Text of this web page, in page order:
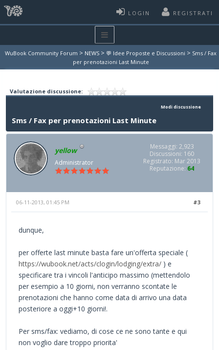
LOGIN REGISTRATI
WuBook Community Forum > NEWS > 💬 Idee Proposte e Discussioni > Sms / Fax
per prenotazioni Last Minute
Valutazione discussione:
Modi discussione
Sms / Fax per prenotazioni Last Minute
yellow
Administrator
Messaggi: 2,923
Discussioni: 160
Registrato: Mar 2013
Reputazione: 64
#3
06-11-2013, 01:45 PM
dunque,
per offerte last minute basta fare un'offerta speciale (
https://wubook.net/acts/clogin/lodging/extra/ ) e
specificare tra i vincoli l'anticipo massimo (mettendolo
per esempio a 10 giorni, non verranno scontate le
prenotazioni che hanno come data di arrivo una data
posteriore a oggi+10 giorni!.
Per sms/fax: vediamo, di cose ce ne sono tante e qui
non voglio dare troppo priorita'